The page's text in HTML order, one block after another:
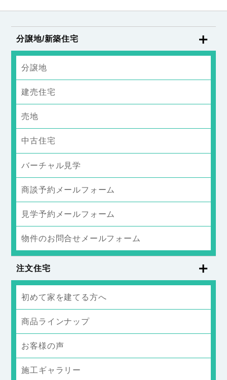
分譲地/新築住宅
分譲地
建売住宅
売地
中古住宅
バーチャル見学
商談予約メールフォーム
見学予約メールフォーム
物件のお問合せメールフォーム
注文住宅
初めて家を建てる方へ
商品ラインナップ
お客様の声
施工ギャラリー